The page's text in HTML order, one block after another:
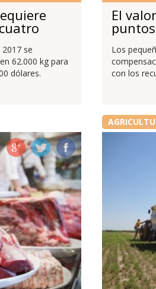
se
62.000 kg para
dólares.
El
Los
con los